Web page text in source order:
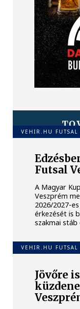
VEHIR.HU FUTSAL
Futsal
A Magyar
Veszprém
2026/2027-
érkezését is
szakmai
VEHIR.HU FUTSAL
Jövőre